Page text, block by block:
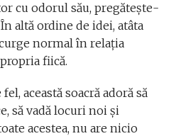
cu odorul său, pregăteşte-
altă ordine de idei, atâta
normal în relaţia
fiică.
această soacră adoră să
să vadă locuri noi şi
acestea, nu are nicio